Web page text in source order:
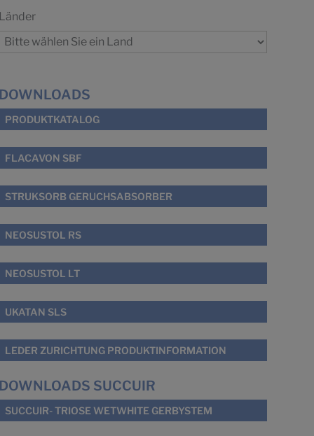
Länder
DOWNLOADS
PRODUKTKATALOG
FLACAVON SBF
STRUKSORB GERUCHSABSORBER
NEOSUSTOL RS
NEOSUSTOL LT
UKATAN SLS
LEDER ZURICHTUNG PRODUKTINFORMATION
DOWNLOADS SUCCUIR
SUCCUIR- TRIOSE WETWHITE GERBYSTEM